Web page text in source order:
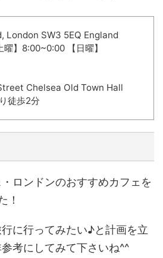
London SW3 5EQ England
】8:00~0:00 【日曜】
Chelsea Old Town Hall
徒歩2分
ロンドンのおすすめカフェを
！
に行ってみたい♪と計画を立
考にしてみて下さいね^^